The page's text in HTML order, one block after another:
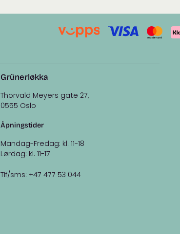
Grünerløkka
Thorvald Meyers gate 27,
0555 Oslo
Åpningstider
Mandag-Fredag: kl. 11-18
Lørdag: kl. 11-17
Tlf/sms: +47 477 53 044